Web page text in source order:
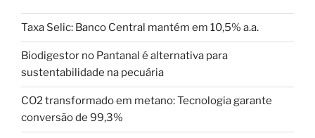
Taxa Selic: Banco Central mantém em 10,5% a.a.
Biodigestor no Pantanal é alternativa para
sustentabilidade na pecuária
CO2 transformado em metano: Tecnologia garante
conversão de 99,3%